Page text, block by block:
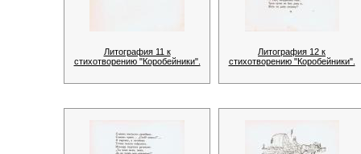
Литография 11 к
стихотворению "Коробейники".
Литография 12 к
стихотворению "Коробейники".